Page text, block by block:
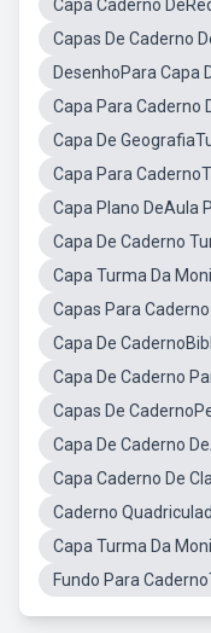
Capa Caderno
Capas De Caderno
DesenhoPara Capa
Capa Para Caderno
Capa De
Capa Para
Capa Plano DeAula
Capa De Caderno
Capa Turma Da
Capas Para
Capa De
Capa De Caderno
Capas De
Capa De Caderno
Capa Caderno De
Caderno
Capa Turma Da
Fundo Para